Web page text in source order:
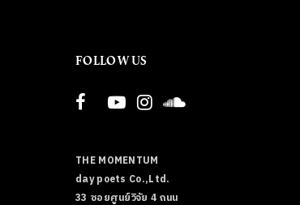
FOLLOW US
THE MOMENTUM
day poets Co.,Ltd.
33 ซอยศูนย์วิจัย 4 ถนน